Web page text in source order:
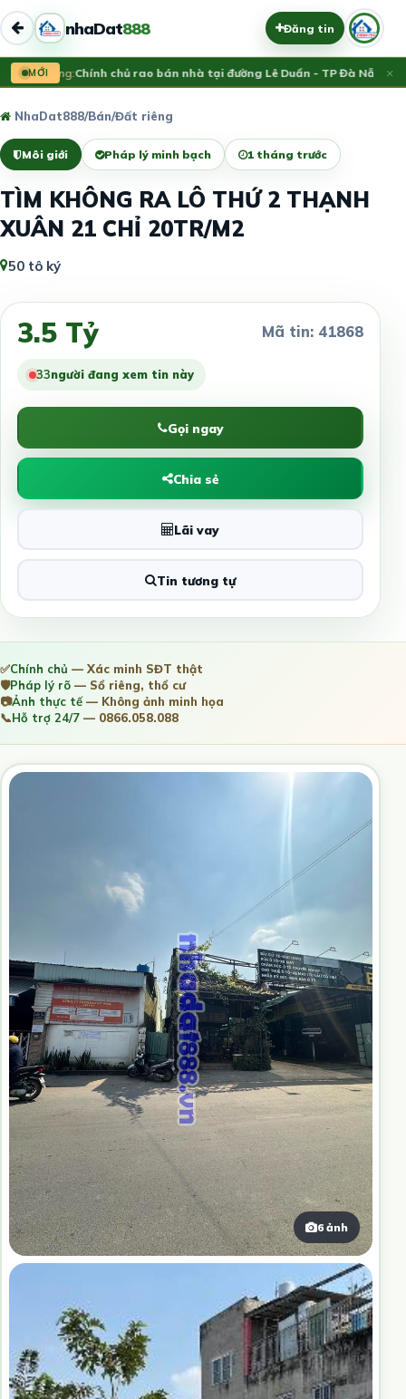
nhaDat888 Đăng tin
MỚI
Vừa đăng:Chính chủ rao bán nhà tại đường Lê Duẩn - TP Đà Nẵng; DT
×
NhaDat888/Bán/Đất riêng
Môi giới Pháp lý minh bạch 1 tháng trước
TÌM KHÔNG RA LÔ THỨ 2 THẠNH
XUÂN 21 CHỈ 20TR/M2
50 tô ký
3.5 Tỷ Mã tin: 41868
33người đang xem tin này
Gọi ngay
Chia sẻ
Lãi vay
Tin tương tự
✅Chính chủ — Xác minh SĐT thật
🛡️Pháp lý rõ — Sổ riêng, thổ cư
📷Ảnh thực tế— Không ảnh minh họa
📞Hỗ trợ 24/7 — 0866.058.088
6 ảnh